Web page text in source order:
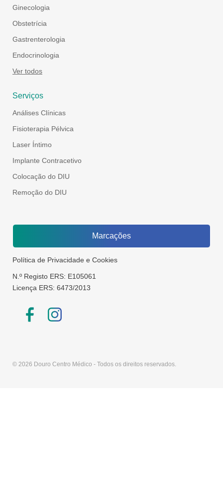
Ginecologia
Obstetrícia
Gastrenterologia
Endocrinologia
Ver todos
Serviços
Análises Clínicas
Fisioterapia Pélvica
Laser Íntimo
Implante Contracetivo
Colocação do DIU
Remoção do DIU
Marcações
Política de Privacidade e Cookies
N.º Registo ERS: E105061
Licença ERS: 6473/2013
© 2026 Douro Centro Médico - Todos os direitos reservados.